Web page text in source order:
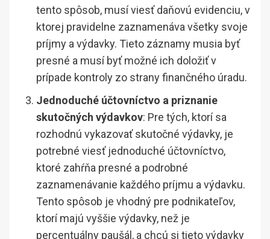
tento spôsob, musí viesť daňovú evidenciu, v
ktorej pravidelne zaznamenáva všetky svoje
príjmy a výdavky. Tieto záznamy musia byť
presné a musí byť možné ich doložiť v
prípade kontroly zo strany finančného úradu.
Jednoduché účtovníctvo a priznanie
skutočných výdavkov: Pre tých, ktorí sa
rozhodnú vykazovať skutočné výdavky, je
potrebné viesť jednoduché účtovníctvo,
ktoré zahŕňa presné a podrobné
zaznamenávanie každého príjmu a výdavku.
Tento spôsob je vhodný pre podnikateľov,
ktorí majú vyššie výdavky, než je
percentuálny paušál, a chcú si tieto výdavky